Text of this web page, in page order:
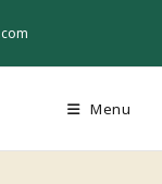
Menu